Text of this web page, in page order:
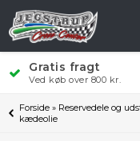
Gratis fragt
Ved køb over 800 kr.
Forside » Reservedele og
kædeolie